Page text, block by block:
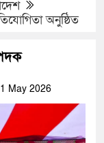
অনুষ্ঠিত
May 2026